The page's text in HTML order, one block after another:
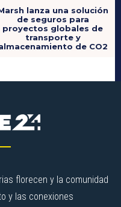
lanza una solución
de seguros para
proyectos globales de
transporte y
de CO2
florecen y la comunidad
y las conexiones